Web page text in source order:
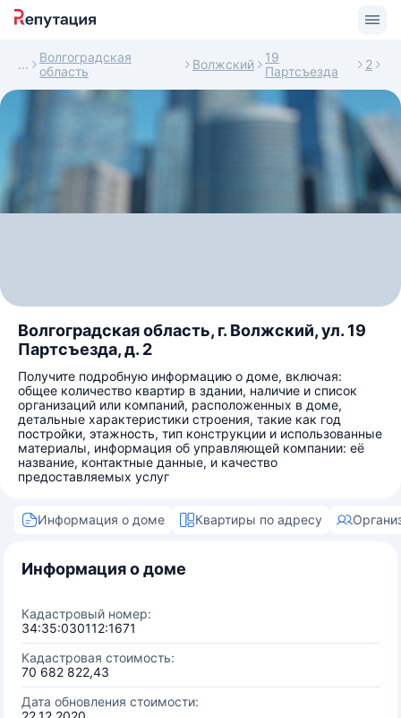
Волгоградская
область
Волжский
19
Партсъезда
2
Волгоградская область, г. Волжский, ул. 19
Партсъезда, д. 2
Получите подробную информацию о доме, включая:
общее количество квартир в здании, наличие и список
организаций или компаний, расположенных в доме,
детальные характеристики строения, такие как год
постройки, этажность, тип конструкции и использованные
материалы, информация об управляющей компании: её
название, контактные данные, и качество
предоставляемых услуг
Информация о доме Квартиры по адресу
Информация о доме
Кадастровый номер:
34:35:030112:1671
Кадастровая стоимость:
70 682 822,43
Дата обновления стоимости: